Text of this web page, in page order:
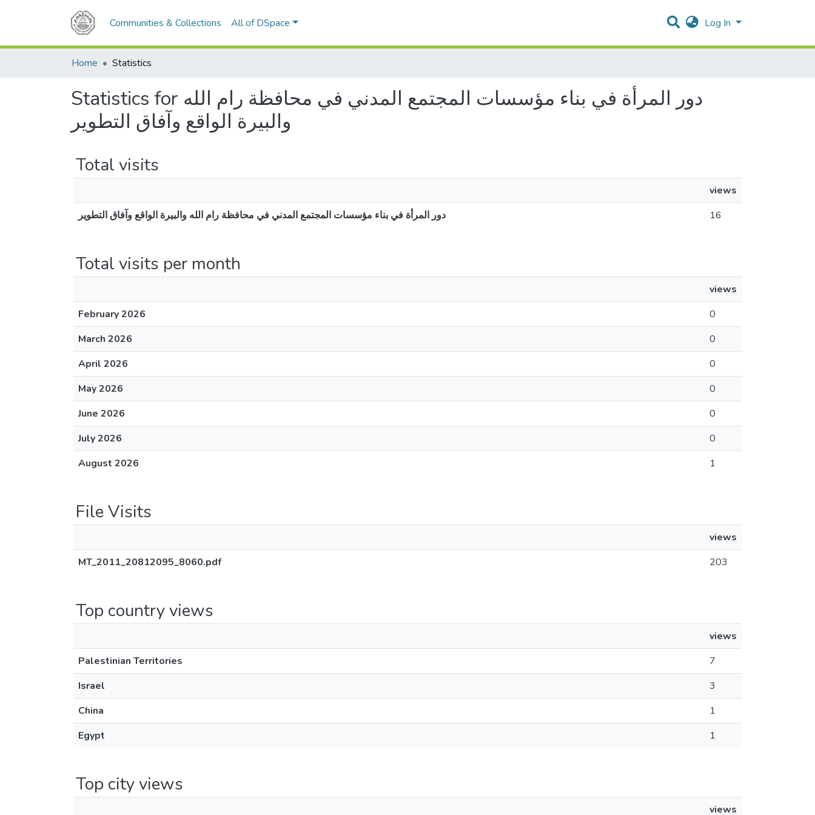
Communities & Collections All of DSpace Log In
Home Statistics
Statistics for دور المرأة في بناء مؤسسات المجتمع المدني في محافظة رام الله
والبيرة الواقع وآفاق التطوير
Total visits
views
دور المرأة في بناء مؤسسات المجتمع المدني في محافظة رام الله والبيرة الواقع وآفاق التطوير
16
Total visits per month
views
February 2026
0
March 2026
0
April 2026
0
May 2026
0
June 2026
0
July 2026
0
August 2026
1
File Visits
views
MT_2011_20812095_8060.pdf
203
Top country views
views
Palestinian Territories
7
Israel
3
China
1
Egypt
1
Top city views
views